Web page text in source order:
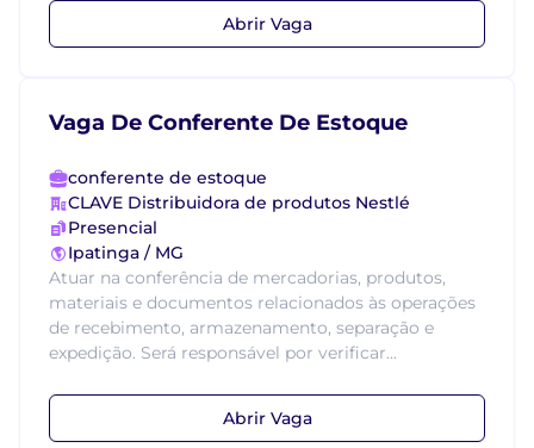
Abrir Vaga
Vaga De Conferente De Estoque
conferente de estoque
CLAVE Distribuidora de produtos Nestlé
Presencial
Ipatinga / MG
Atuar na conferência de mercadorias, produtos,
materiais e documentos relacionados às operações
de recebimento, armazenamento, separação e
expedição. Será responsável por verificar...
Abrir Vaga